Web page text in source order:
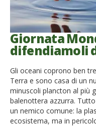
Giornata
difendiamoli
Gli oceani coprono ben
Terra e sono casa di un
minuscoli plancton al più
balenottera azzurra.
un nemico comune: la
ecosistema, ma in